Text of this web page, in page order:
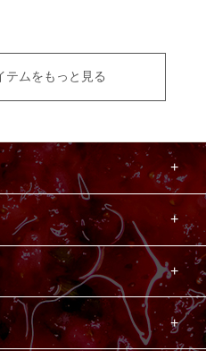
テムをもっと見る